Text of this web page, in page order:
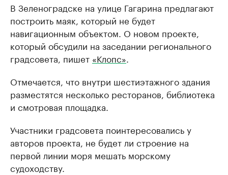
В Зеленоградске на улице Гагарина предлагают
построить маяк, который не будет
навигационным объектом. О новом проекте,
который обсудили на заседании регионального
градсовета, пишет «Клопс».
Отмечается, что внутри шестиэтажного здания
разместятся несколько ресторанов, библиотека
и смотровая площадка.
Участники градсовета поинтересовались у
авторов проекта, не будет ли строение на
первой линии моря мешать морскому
судоходству.